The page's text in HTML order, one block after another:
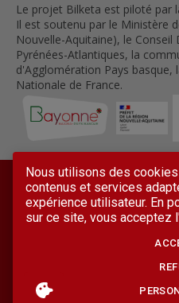
Le projet Bilketa est piloté par
Il est soutenu par le Ministère
Nouvelle-Aquitaine), le
Pyrénées-Atlantiques, la
d'Agglomération Pays basque,
Nationale de France.
Contactez-
Plan
Nous utilisons des
contenus et services
expérience utilisateur. En
sur ce site, vous acceptez